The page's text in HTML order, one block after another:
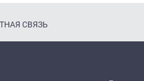
СВЯЗЬ